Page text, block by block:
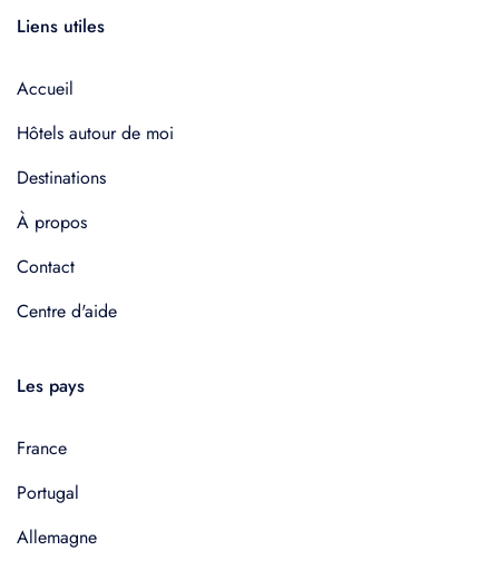
Liens utiles
Accueil
Hôtels autour de moi
Destinations
À propos
Contact
Centre d'aide
Les pays
France
Portugal
Allemagne